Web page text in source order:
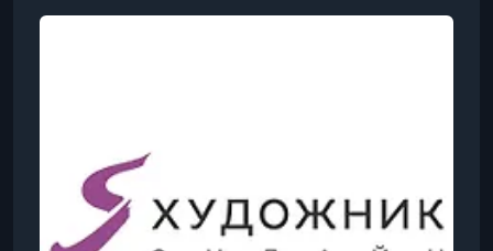
Союза Акварелистов России.